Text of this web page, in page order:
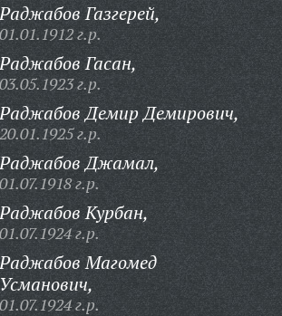
Газгерей,
01.01.1912 г.р.
Гасан,
03.05.1923 г.р.
Демир Демирович,
20.01.1925 г.р.
Джамал,
01.07.1918 г.р.
Курбан,
г.р.
Магомед
Усманович,
01.07.1924 г.р.